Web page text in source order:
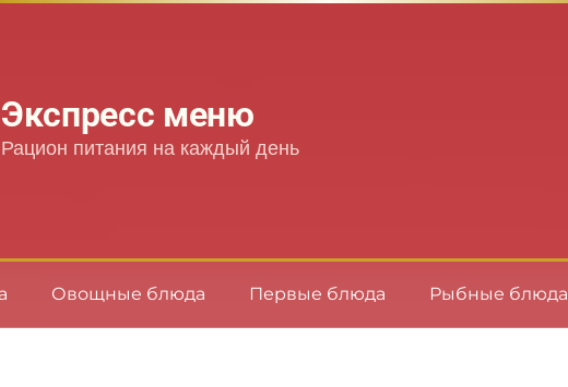
Экспресс меню
Рацион питания на каждый день
Овощные блюда Первые блюда Рыбные блюда